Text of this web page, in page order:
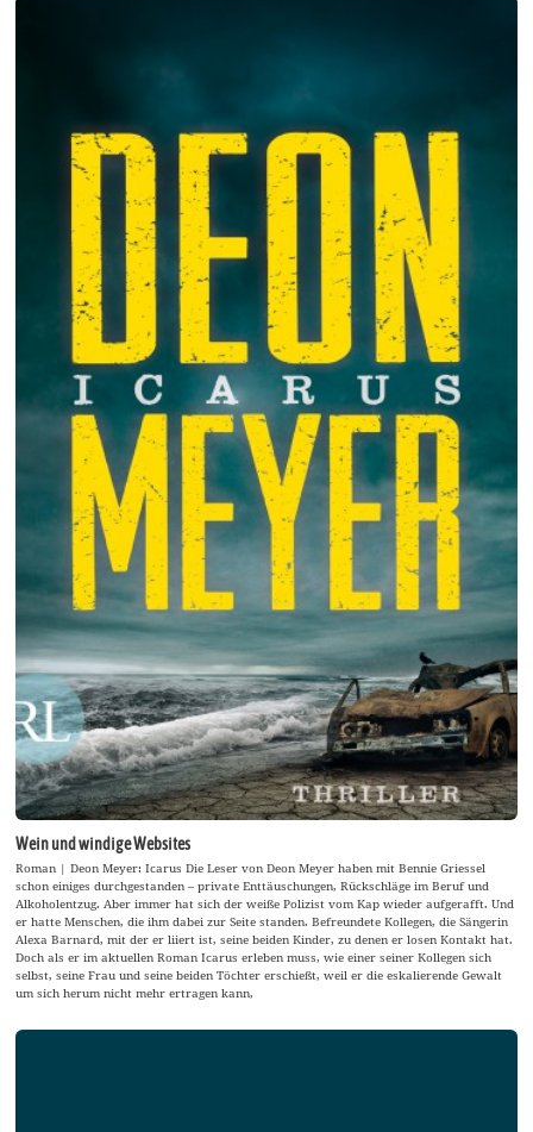
Wein und windige Websites
Roman | Deon Meyer: Icarus Die Leser von Deon Meyer haben mit Bennie Griessel
schon einiges durchgestanden – private Enttäuschungen, Rückschläge im Beruf und
Alkoholentzug. Aber immer hat sich der weiße Polizist vom Kap wieder aufgerafft. Und
er hatte Menschen, die ihm dabei zur Seite standen. Befreundete Kollegen, die Sängerin
Alexa Barnard, mit der er liiert ist, seine beiden Kinder, zu denen er losen Kontakt hat.
Doch als er im aktuellen Roman Icarus erleben muss, wie einer seiner Kollegen sich
selbst, seine Frau und seine beiden Töchter erschießt, weil er die eskalierende Gewalt
um sich herum nicht mehr ertragen kann,